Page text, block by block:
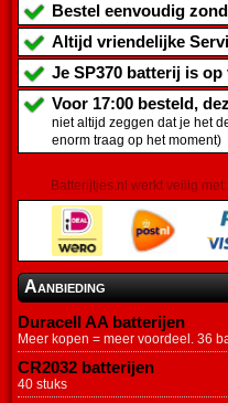
Bestel eenvoudig
Altijd vriendelijke
Je SP370 batterij is op
Voor 17:00 besteld,
niet altijd zeggen dat je het
enorm traag op het moment)
Batterijtjes.nl werkt veilig met:
Aanbieding
Duracell AA batterijen
Meer kopen = meer voordeel. 36
CR2032 batterijen
40 stuks